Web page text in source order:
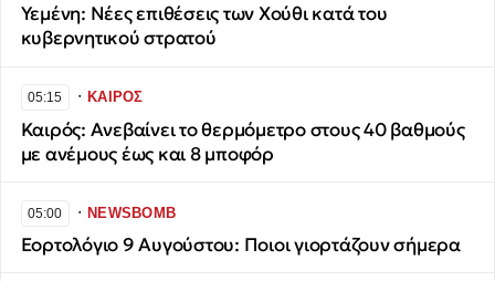
Υεμένη: Νέες επιθέσεις των Χούθι κατά του
κυβερνητικού στρατού
05:15 ∙ΚΑΙΡΟΣ
Καιρός: Ανεβαίνει το θερμόμετρο στους 40 βαθμούς
με ανέμους έως και 8 μποφόρ
05:00 ∙NEWSBOMB
Εορτολόγιο 9 Αυγούστου: Ποιοι γιορτάζουν σήμερα